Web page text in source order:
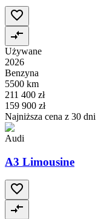
Używane
2026
Benzyna
5500 km
211 400 zł
159 900 zł
Najniższa cena z 30 dni
Audi
A3 Limousine